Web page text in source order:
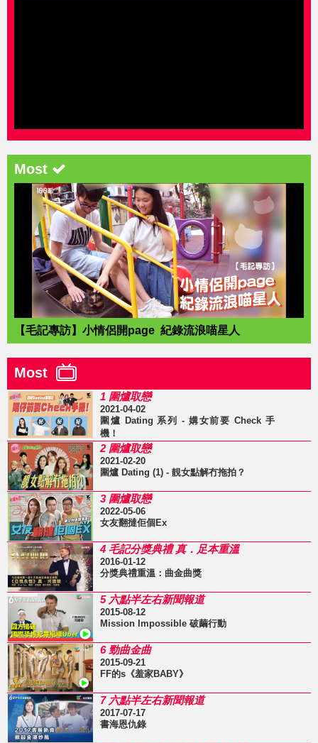
Most
【毛記專訪】小情侶開page 紀錄流浪喵星人
Most
1 圍爐取戀
2021-04-02
圍爐 Dating 系列 - 媾女前要 Check 手
機！
2 圍爐取戀
2021-02-20
圍爐 Dating (1) - 靚女點解冇拖拍？
3 圍爐取戀
2022-05-06
女友翻撻佢個Ex
4 毛記分獎典禮 真．足本重溫
2016-01-12
分獎典禮重溫：曲金曲獎
5 六點半左右新聞報道
2015-08-12
Mission Impossible 破繭行動
6 勁曲金曲
2015-09-21
FF的s《羞家BABY》
7 六點半左右新聞報道
2017-07-17
書海恩仇錄